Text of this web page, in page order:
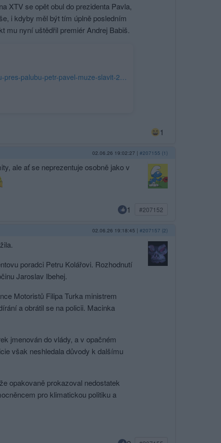
XTV se opět obul do prezidenta Pavla,
i kdyby měl být tím úplně posledním
mu nyní uštědřil premiér Andrej Babiš.
https://medium.seznam.cz/clanek/d-lakomy-andrej-babis-hodil-petra-macinku-pres-palubu-petr-pavel-muze-slavit-282078#dop_ab_variant=0&dop_source_zone_name=blogy.sznhp.box&dop_vert_ab=&dop_vert_id=&source=hp&seq_no=1&utm_source=www.seznam.cz&utm_medium=z-boxiku&utm_campaign=abtest302_asistent_url
1
02.06.26 19:02:27 | #207155 (1)
ale ať se neprezentuje osobně jako v
1 #207152
02.06.26 19:18:45 | #207157 (2)
poradci Petru Kolářovi. Rozhodnutí
Jaroslav Ibehej.
Motoristů Filipa Turka ministrem
a obrátil se na policii. Macinka
jmenován do vlády, a v opačném
však neshledala důvody k dalšímu
opakovaně prokazoval nedostatek
pro klimatickou politiku a